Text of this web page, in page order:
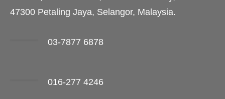
47300 Petaling Jaya, Selangor, Malaysia.
03-7877 6878
016-277 4246